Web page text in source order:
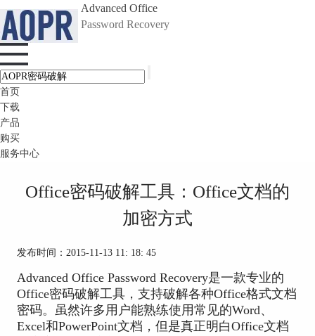
Advanced Office
Password Recovery
首页
下载
产品
购买
服务中心
Office密码破解工具：Office文档的
加密方式
发布时间：2015-11-13 11: 18: 45
Advanced Office Password Recovery是一款专业的
Office密码破解工具，支持破解各种Office格式文档
密码。虽然许多用户能熟练使用常见的Word、
Excel和PowerPoint文档，但是真正明白Office文档